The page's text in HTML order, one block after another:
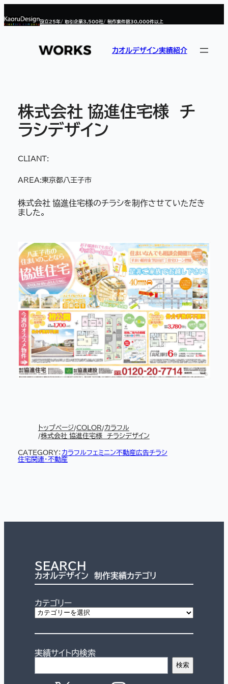
容
を
設立25年/ 取引企業3,500社/ 制作案件数30,000件以上
カオルデザイン実績紹介
株式会社 協進住宅様 チ
ラシデザイン
CLIANT:
AREA:東京都八王子市
株式会社 協進住宅様のチラシを制作させていただき
ました。
トップページ COLOR カラフル
株式会社 協進住宅様 チラシデザイン
CATEGORY： カラフルフェミニン不動産広告チラシ
住宅関連・不動産
SEARCH
カオルデザイン 制作実績カテゴリ
カテゴリー
実績サイト内検索
検索